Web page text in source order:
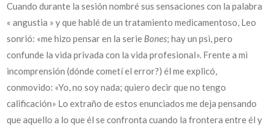
Cuando durante la sesión nombré sus sensaciones con la palabra
« angustia » y que hablé de un tratamiento medicamentoso, Leo
sonrió: «me hizo pensar en la serie Bones; hay un psi, pero
confunde la vida privada con la vida profesional». Frente a mi
incomprensión (dónde cometí el error?) él me explicó,
conmovido: «Yo, no soy nada; quiero decir que no tengo
calificación» Lo extraño de estos enunciados me deja pensando
que aquello a lo que él se confronta cuando la frontera entre él y